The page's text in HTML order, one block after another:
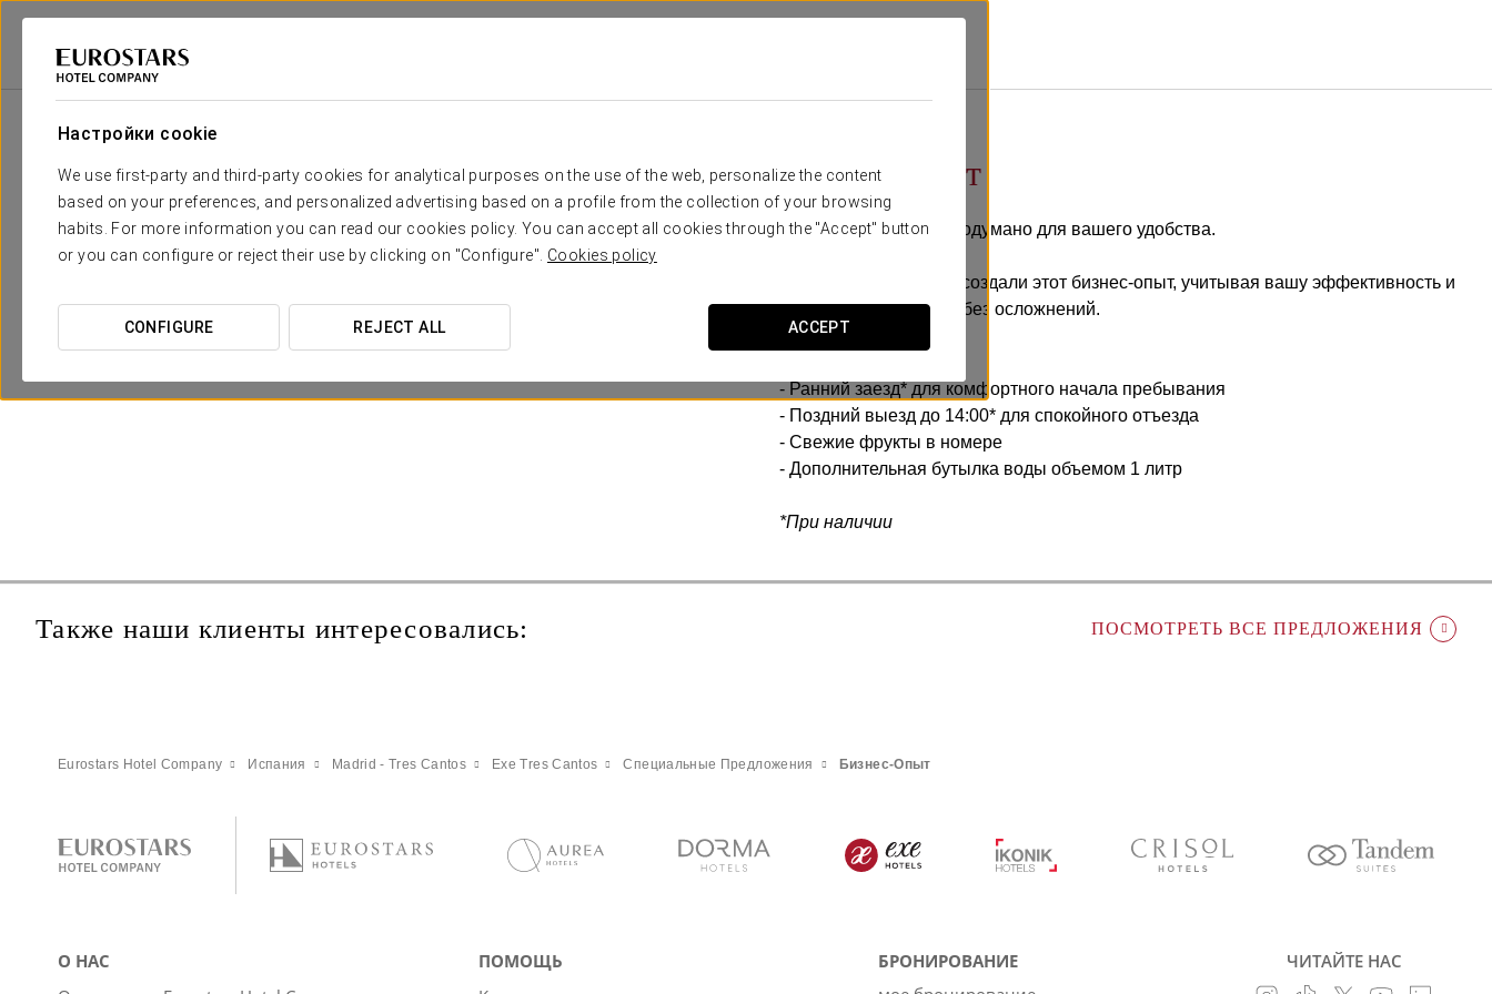
Настройки cookie
We use first-party and third-party cookies for analytical purposes on the use of the web, personalize the content
based on your preferences, and personalized advertising based on a profile from the collection of your browsing
habits. For more information you can read our cookies policy. You can accept all cookies through the "Accept" button
or you can configure or reject their use by clicking on "Configure". Cookies policy
CONFIGURE REJECT ALL ACCEPT
Eurostars Hotel Company
Бизнес-опыт
Гибкий график, всё продумано для вашего удобства.
В Exe Tres Cantos мы создали этот бизнес-опыт, учитывая вашу эффективность и
комфорт. Без спешки, без осложнений.
- Ранний заезд* для комфортного начала пребывания
- Поздний выезд до 14:00* для спокойного отъезда
- Свежие фрукты в номере
- Дополнительная бутылка воды объемом 1 литр
*При наличии
Также наши клиенты интересовались: ПОСМОТРЕТЬ ВСЕ ПРЕДЛОЖЕНИЯ
Eurostars Hotel Company Испания Madrid - Tres Cantos Exe Tres Cantos Специальные Предложения Бизнес-Опыт
О НАС
ПОМОЩЬ
БРОНИРОВАНИЕ
ЧИТАЙТЕ НАС